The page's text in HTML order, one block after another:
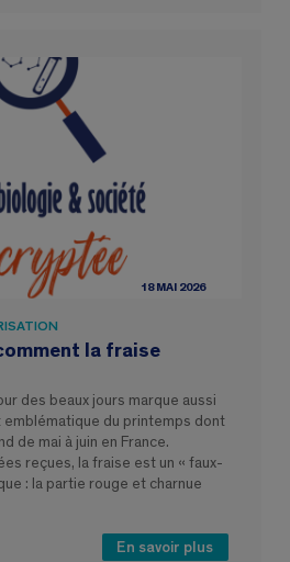
18 MAI 2026
la fraise
des beaux jours marque aussi
emblématique du printemps dont
de mai à juin en France.
reçues, la fraise est un « faux-
: la partie rouge et charnue
En savoir plus